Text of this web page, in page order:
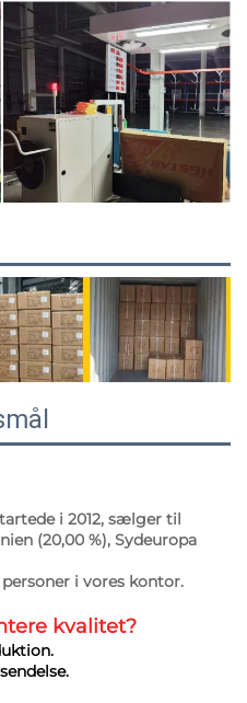
i 2012, sælger til
(20,00 %), Sydeuropa
personer i vores kontor.
kvalitet?